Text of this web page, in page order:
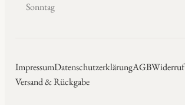
Sonntag
ImpressumDatenschutzerklärungAGBWiderruf
Versand & Rückgabe